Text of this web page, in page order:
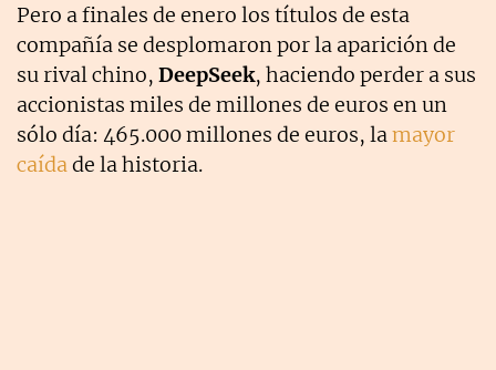
Pero a finales de enero los títulos de esta
compañía se desplomaron por la aparición de
su rival chino, DeepSeek, haciendo perder a sus
accionistas miles de millones de euros en un
sólo día: 465.000 millones de euros, lamayor
caídade la historia.